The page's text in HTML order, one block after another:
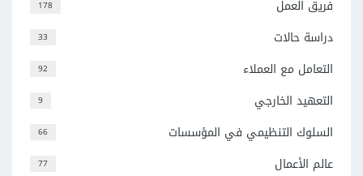
178 فريق العمل
33 دراسة حالات
92 التعامل مع العملاء
9 التعهيد الخارجي
66 السلوك التنظيمي في المؤسسات
77 عالم الأعمال